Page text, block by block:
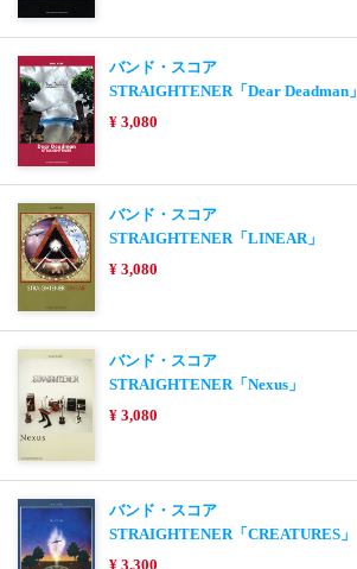
バンド・スコア
STRAIGHTENER「Dear Deadman」
¥ 3,080
バンド・スコア
STRAIGHTENER「LINEAR」
¥ 3,080
バンド・スコア
STRAIGHTENER「Nexus」
¥ 3,080
バンド・スコア
STRAIGHTENER「CREATURES」
¥ 3,300